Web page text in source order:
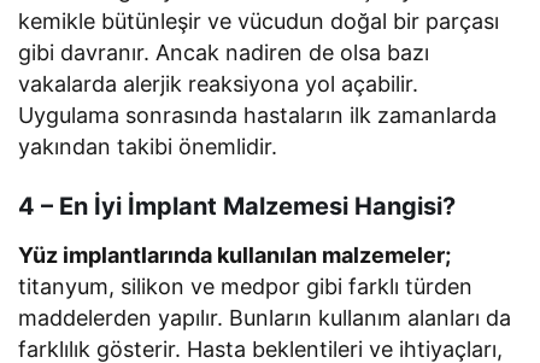
kemikle bütünleşir ve vücudun doğal bir parçası
gibi davranır. Ancak nadiren de olsa bazı
vakalarda alerjik reaksiyona yol açabilir.
Uygulama sonrasında hastaların ilk zamanlarda
yakından takibi önemlidir.
4 – En İyi İmplant Malzemesi Hangisi?
Yüz implantlarında kullanılan malzemeler;
titanyum, silikon ve medpor gibi farklı türden
maddelerden yapılır. Bunların kullanım alanları da
farklılık gösterir. Hasta beklentileri ve ihtiyaçları,